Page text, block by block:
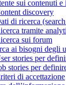
sui contenuti
discovery
di ricerca
tramite
sui forum
ai bisogni degli
stories per
stories per
di accettazione